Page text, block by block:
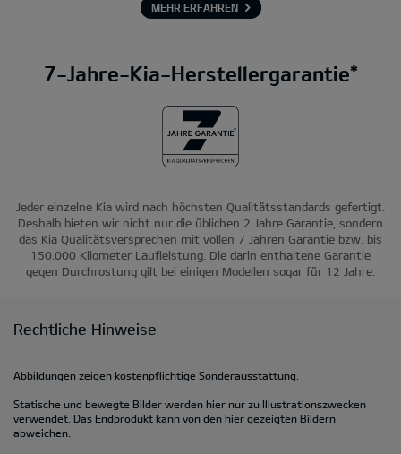
MEHR ERFAHREN
7-Jahre-Kia-Herstellergarantie*
Jeder einzelne Kia wird nach höchsten Qualitätsstandards gefertigt.
Deshalb bieten wir nicht nur die üblichen 2 Jahre Garantie, sondern
das Kia Qualitätsversprechen mit vollen 7 Jahren Garantie bzw. bis
150.000 Kilometer Laufleistung. Die darin enthaltene Garantie
gegen Durchrostung gilt bei einigen Modellen sogar für 12 Jahre.
Rechtliche Hinweise
Abbildungen zeigen kostenpflichtige Sonderausstattung.
Statische und bewegte Bilder werden hier nur zu Illustrationszwecken
verwendet. Das Endprodukt kann von den hier gezeigten Bildern
abweichen.